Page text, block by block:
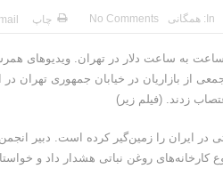
In: همگانی No Comments چاپ
به ساعت دلار در تهران. ویدیو‌های
از بازاریان در خیابان جمهوری تهران
زدند. (فیلم زیر)
در ایران را زمین‌گیر کرده است. دبیر
کارخانه‌های روغن نباتی هشدار داد و